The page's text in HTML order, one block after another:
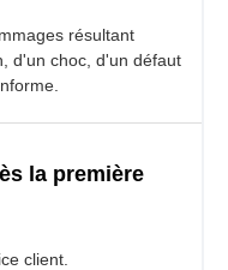
résultant
d'un choc, d'un défaut
la première
client.